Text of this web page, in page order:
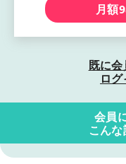
月額
既に
ロ
会員
こん